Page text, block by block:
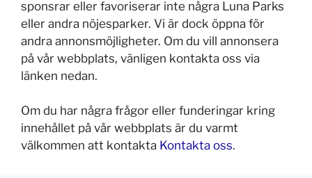
sponsrar eller favoriserar inte några Luna Parks
eller andra nöjesparker. Vi är dock öppna för
andra annonsmöjligheter. Om du vill annonsera
på vår webbplats, vänligen kontakta oss via
länken nedan.
Om du har några frågor eller funderingar kring
innehållet på vår webbplats är du varmt
välkommen att kontakta Kontakta oss.